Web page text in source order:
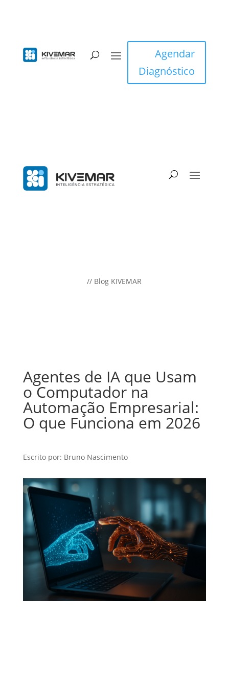
Agendar
Diagnóstico
// Blog KIVEMAR
Agentes de IA que Usam
o Computador na
Automação Empresarial:
O que Funciona em 2026
Escrito por: Bruno Nascimento